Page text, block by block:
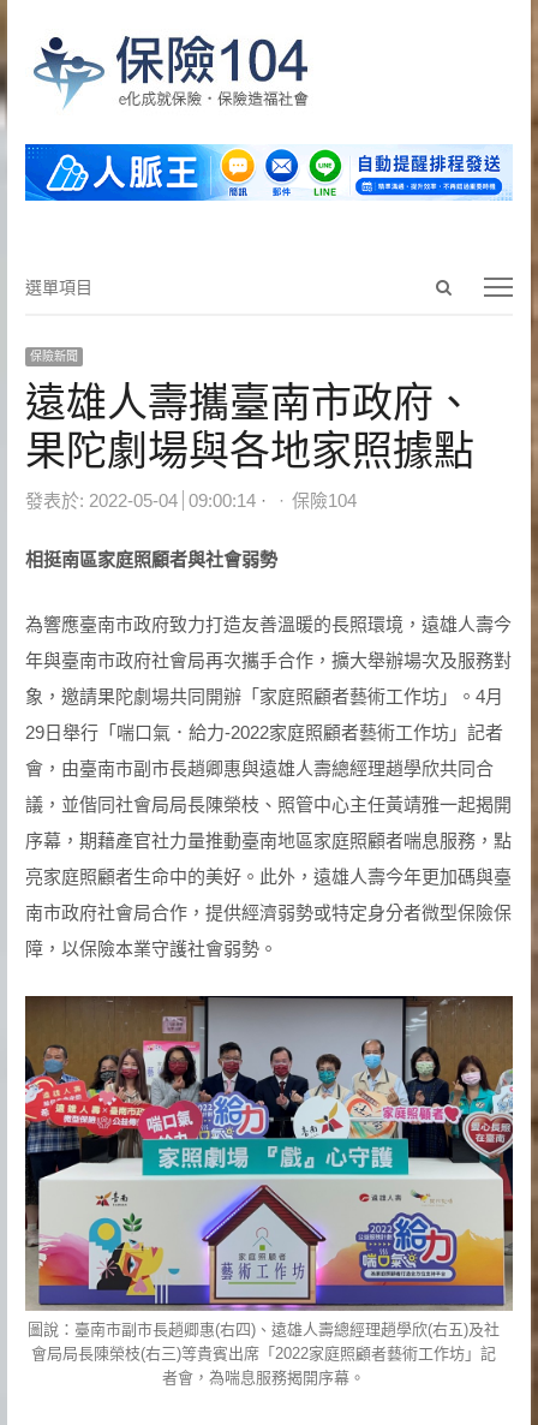
Open
search
選
項
目
選單項目
保險新聞
遠雄人壽攜臺南市政府、
果陀劇場與各地家照據點
發表於: 2022-05-04 09:00:14 Author
保險104
相挺南區家庭照顧者與社會弱勢
為響應臺南市政府致力打造友善溫暖的長照環境，遠雄人壽今
年與臺南市政府社會局再次攜手合作，擴大舉辦場次及服務對
象，邀請果陀劇場共同開辦「家庭照顧者藝術工作坊」。4月
29日舉行「喘口氣．給力-2022家庭照顧者藝術工作坊」記者
會，由臺南市副市長趙卿惠與遠雄人壽總經理趙學欣共同合
議，並偕同社會局局長陳榮枝、照管中心主任黃靖雅一起揭開
序幕，期藉產官社力量推動臺南地區家庭照顧者喘息服務，點
亮家庭照顧者生命中的美好。此外，遠雄人壽今年更加碼與臺
南市政府社會局合作，提供經濟弱勢或特定身分者微型保險保
障，以保險本業守護社會弱勢。
圖說：臺南市副市長趙卿惠(右四)、遠雄人壽總經理趙學欣(右五)及社
會局局長陳榮枝(右三)等貴賓出席「2022家庭照顧者藝術工作坊」記
者會，為喘息服務揭開序幕。